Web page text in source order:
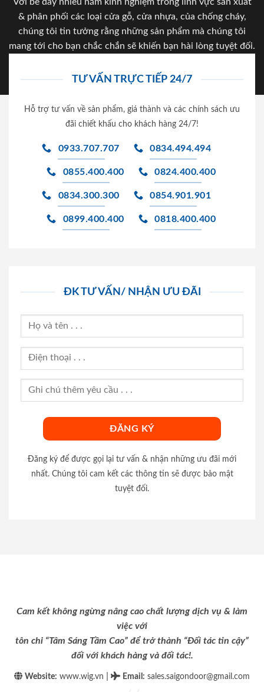
Với bề dày nhiều năm kinh nghiệm trong lĩnh vực sản xuất
& phân phối các loại cửa gỗ, cửa nhựa, của chống cháy,
chúng tôi tin tưởng rằng những sản phẩm mà chúng tôi
mang tới cho bạn chắc chắn sẽ khiến bạn hài lòng tuyệt đối.
TƯ VẤN TRỰC TIẾP 24/7
Hỗ trợ tư vấn về sản phẩm, giá thành và các chính sách ưu
đãi chiết khấu cho khách hàng 24/7!
0933.707.707 0834.494.494
0855.400.400 0824.400.400
0834.300.300 0854.901.901
0899.400.400 0818.400.400
ĐK TƯ VẤN/ NHẬN ƯU ĐÃI
Đăng ký để được gọi lại tư vấn & nhận những ưu đãi mới
nhất. Chúng tôi cam kết các thông tin sẽ được bảo mật
tuyệt đối.
Cam kết không ngừng nâng cao chất lượng dịch vụ & làm
việc với
tôn chỉ “Tâm Sáng Tầm Cao” để trở thành “Đối tác tin cậy”
đối với khách hàng và đối tác!.
Website: www.wig.vn Email : sales.saigondoor@gmail.com